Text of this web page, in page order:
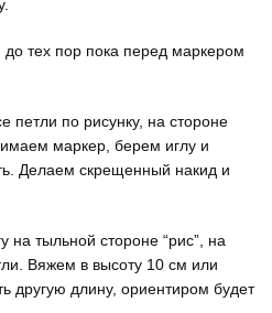
тех пор пока перед маркером
петли по рисунку, на стороне
маркер, берем иглу и
Делаем скрещенный накид и
на тыльной стороне “рис”, на
Вяжем в высоту 10 см или
другую длину, ориентиром будет